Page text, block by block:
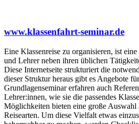
www.klassenfahrt-seminar.de
Eine Klassenreise zu organisieren, ist
und Lehrer neben ihren üblichen
Diese Internetseite strukturiert die
dieser Struktur heraus gibt es Angebote
Grundlagenseminar erfahren auch
Lehrer:innen, wie sie die passendes
Möglichkeiten bieten eine große Auswahl
Reisearten. Um diese Vielfalt etwas